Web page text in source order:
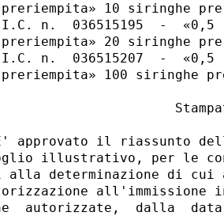
10 siringhe
n.  036515195  -  «0,5
20 siringhe
n.  036515207  -  «0,5
100 siringhe
approvato il riassunto
illustrativo, per le
alla determinazione di
all'immissione
autorizzate,  dalla